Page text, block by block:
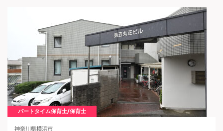
パートタイム保育士/保育士
神奈川県横浜市